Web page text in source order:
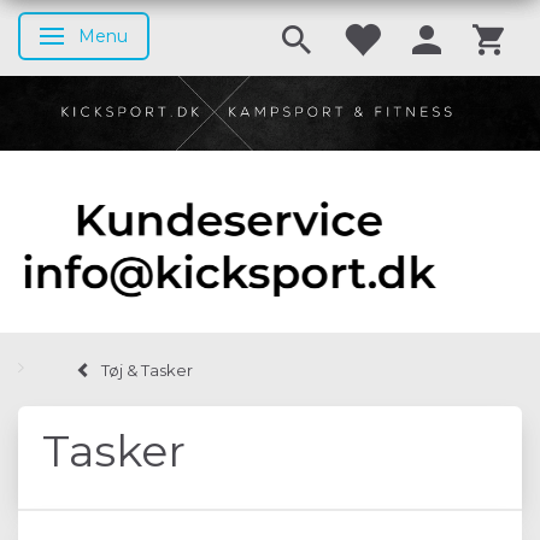
Skifte navigation
Menu
Tøj & Tasker
Tasker